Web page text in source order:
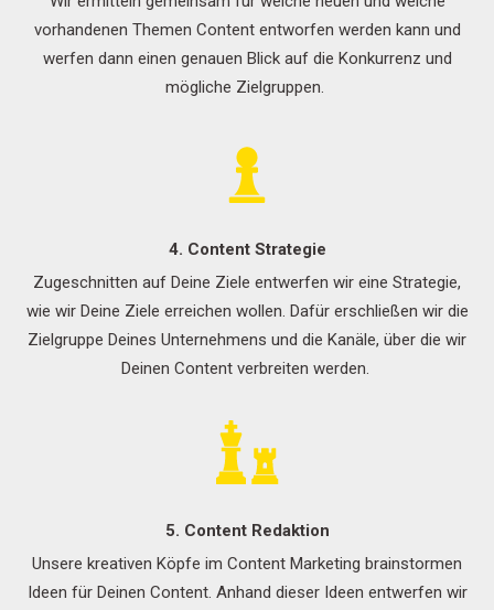
vorhandenen Themen Content entworfen werden kann und
werfen dann einen genauen Blick auf die Konkurrenz und
mögliche Zielgruppen.
4. Content Strategie
Zugeschnitten auf Deine Ziele entwerfen wir eine Strategie,
wie wir Deine Ziele erreichen wollen. Dafür erschließen wir die
Zielgruppe Deines Unternehmens und die Kanäle, über die wir
Deinen Content verbreiten werden.
5. Content Redaktion
Unsere kreativen Köpfe im Content Marketing brainstormen
Ideen für Deinen Content. Anhand dieser Ideen entwerfen wir